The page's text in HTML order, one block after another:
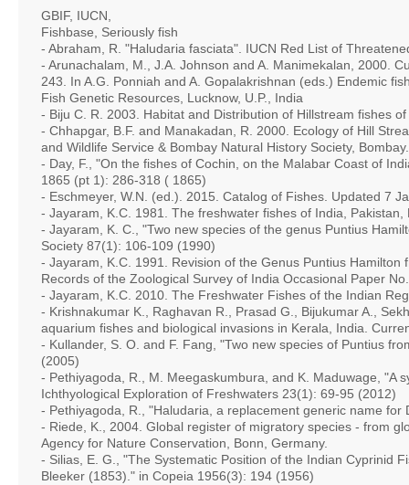
GBIF, IUCN,
Fishbase, Seriously fish
- Abraham, R. "Haludaria fasciata". IUCN Red List of
- Arunachalam, M., J.A. Johnson and A. Manimekalan, 2000.
243. In A.G. Ponniah and A. Gopalakrishnan (eds.) Endemic
Fish Genetic Resources, Lucknow, U.P., India
- Biju C. R. 2003. Habitat and Distribution of Hillstream fishes
- Chhapgar, B.F. and Manakadan, R. 2000. Ecology of Hill
and Wildlife Service & Bombay Natural History Society, Bombay.
- Day, F., "On the fishes of Cochin, on the Malabar Coast of
1865 (pt 1): 286-318 ( 1865)
- Eschmeyer, W.N. (ed.). 2015. Catalog of Fishes. Updated 7
- Jayaram, K.C. 1981. The freshwater fishes of India,
- Jayaram, K. C., "Two new species of the genus Puntius
Society 87(1): 106-109 (1990)
- Jayaram, K.C. 1991. Revision of the Genus Puntius
Records of the Zoological Survey of India Occasional Paper
- Jayaram, K.C. 2010. The Freshwater Fishes of the Indian
- Krishnakumar K., Raghavan R., Prasad G., Bijukumar A.,
aquarium fishes and biological invasions in Kerala, India.
- Kullander, S. O. and F. Fang, "Two new species of Puntius
(2005)
- Pethiyagoda, R., M. Meegaskumbura, and K. Maduwage, "A
Ichthyological Exploration of Freshwaters 23(1): 69-95 (2012)
- Pethiyagoda, R., "Haludaria, a replacement generic name
- Riede, K., 2004. Global register of migratory species - from
Agency for Nature Conservation, Bonn, Germany.
- Silias, E. G., "The Systematic Position of the Indian Cyprinid
Bleeker (1853)." in Copeia 1956(3): 194 (1956)